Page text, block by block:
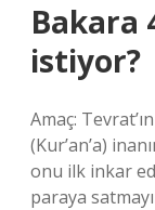
Bakara
istiyor?
Amaç:
(Kur’an’a)
onu ilk inkar
paraya